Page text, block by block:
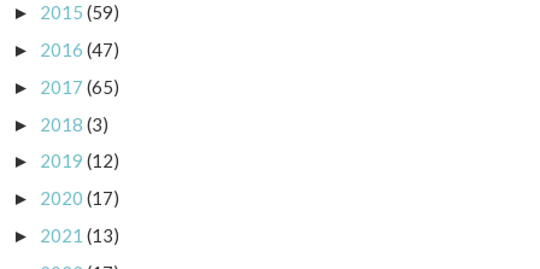
► 2015 (59)
► 2016 (47)
► 2017 (65)
► 2018 (3)
► 2019 (12)
► 2020 (17)
► 2021 (13)